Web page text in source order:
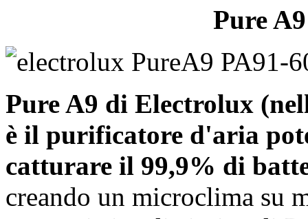
Pure
Pure A9 di Electrolux
è il purificatore d'aria
catturare il 99,9% di
creando un microclima su